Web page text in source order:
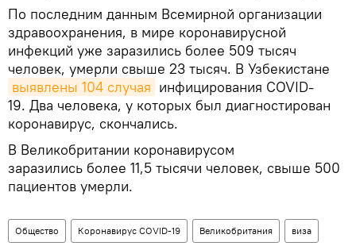
По последним данным Всемирной организации
здравоохранения, в мире коронавирусной
инфекций уже заразились более 509 тысяч
человек, умерли свыше 23 тысяч. В Узбекистане
выявлены 104 случая инфицирования COVID-
19. Два человека, у которых был диагностирован
коронавирус, скончались.
В Великобритании коронавирусом
заразились более 11,5 тысячи человек, свыше 500
пациентов умерли.
Общество Коронавирус COVID-19 Великобритания виза